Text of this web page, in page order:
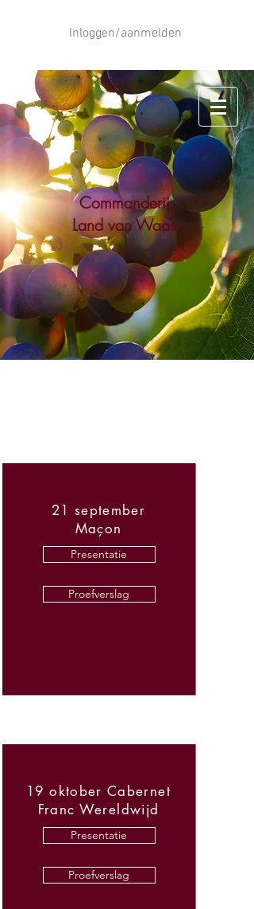
Inloggen/aanmelden
Commanderij
Land van Waas
21 september
Maçon
Presentatie
Proefverslag
19 oktober Cabernet
Franc Wereldwijd
Presentatie
Proefverslag